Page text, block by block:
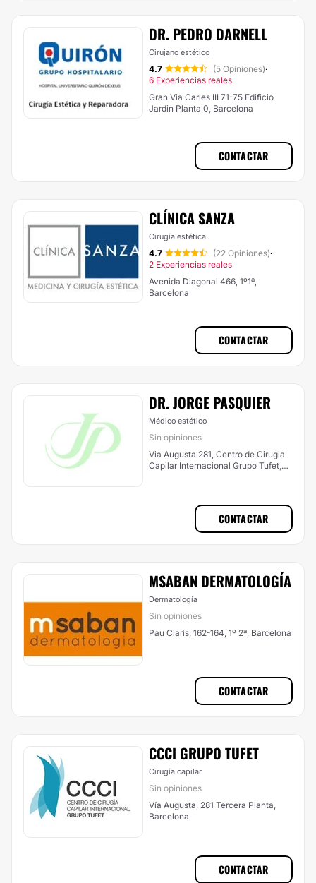
DR. PEDRO DARNELL
Cirujano estético
4.7 (5 Opiniones)·
6 Experiencias reales
Gran Via Carles III 71-75 Edificio
Jardin Planta 0, Barcelona
CONTACTAR
CLÍNICA SANZA
Cirugía estética
4.7 (22 Opiniones)·
2 Experiencias reales
Avenida Diagonal 466, 1º1ª,
Barcelona
CONTACTAR
DR. JORGE PASQUIER
Médico estético
Sin opiniones
Via Augusta 281, Centro de Cirugia
Capilar Internacional Grupo Tufet,
CONTACTAR
MSABAN DERMATOLOGÍA
Dermatología
Sin opiniones
Pau Clarís, 162-164, 1º 2ª, Barcelona
CONTACTAR
CCCI GRUPO TUFET
Cirugía capilar
Sin opiniones
Vía Augusta, 281 Tercera Planta,
Barcelona
CONTACTAR